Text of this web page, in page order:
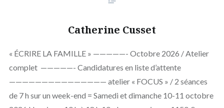
Catherine Cusset
« ÉCRIRE LA FAMILLE » —————- Octobre 2026 / Atelier
complet —————- Candidatures en liste d’attente
——————————————— atelier « FOCUS » / 2 séances
de 7 h sur un week-end = Samedi et dimanche 10-11 octobre